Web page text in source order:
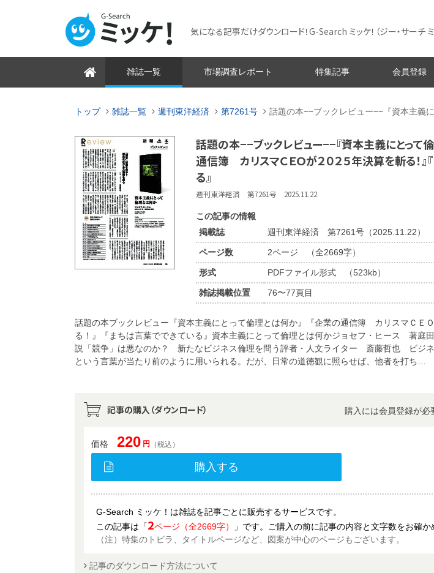
気になる記事だけダウンロード！G-Search ミッケ！ （ジー・サーチ ミ
雑誌一覧 市場調査レポート 特集記事 会員登録
トップ 雑誌一覧 週刊東洋経済 第7261号 話題の本−−ブックレビュー−−『資本主義
話題の本−−ブックレビュー−−『資本主義にとって
通信簿 カリスマＣＥＯが２０２５年決算を斬る！』
る』
週刊東洋経済 第7261号 2025.11.22
この記事の情報
掲載誌
週刊東洋経済 第7261号（2025.11.22）
ページ数 2ページ （全2669字）
形式 PDFファイル形式 （523kb）
雑誌掲載位置 76〜77頁目
話題の本ブックレビュー『資本主義にとって倫理とは何か』『企業の通信簿 カリスマＣＥ
る！』『まちは言葉でできている』資本主義にとって倫理とは何かジョセフ・ヒース 著
説「競争」は悪なのか？ 新たなビジネス倫理を問う評者・人文ライター 斎藤哲也 ビジネ
という言葉が当たり前のように用いられる。だが、日常の道徳観に照らせば、他者を打ち…
記事の購入（ダウンロード） 購入には会員登録が必
価格 220 円 （税込）
購入する
G-Search ミッケ！は雑誌を記事ごとに販売するサービスです。
この記事は「2ページ（全2669字）
」です。ご購入の前に記事の内容と文字数をお確か
（注）特集のトビラ、タイトルページなど、図案が中心のページもございます。
記事のダウンロード方法について